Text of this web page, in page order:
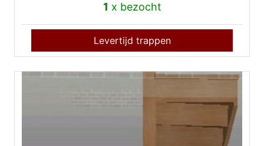
1 x bezocht
Levertijd trappen